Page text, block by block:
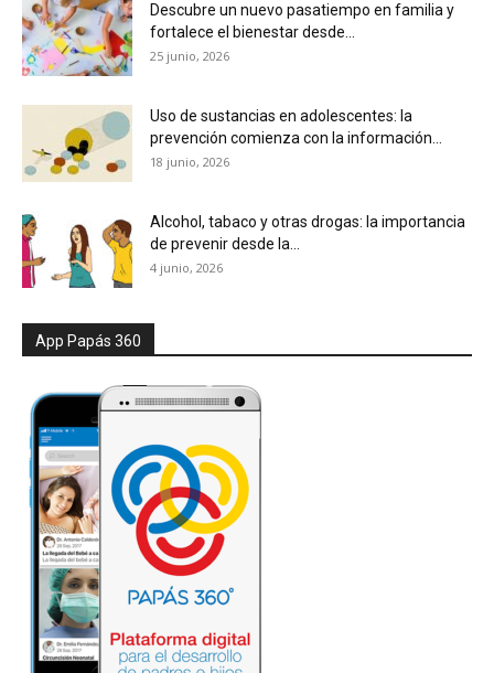
Descubre un nuevo pasatiempo en familia y
fortalece el bienestar desde...
25 junio, 2026
Uso de sustancias en adolescentes: la
prevención comienza con la información...
18 junio, 2026
Alcohol, tabaco y otras drogas: la importancia
de prevenir desde la...
4 junio, 2026
App Papás 360